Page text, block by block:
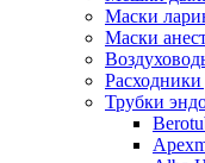
Маски
Маски
Трубки